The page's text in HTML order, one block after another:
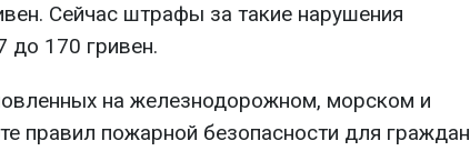
Сейчас штрафы за такие нарушения
до 170 гривен.
на железнодорожном, морском и
правил пожарной безопасности для граждан